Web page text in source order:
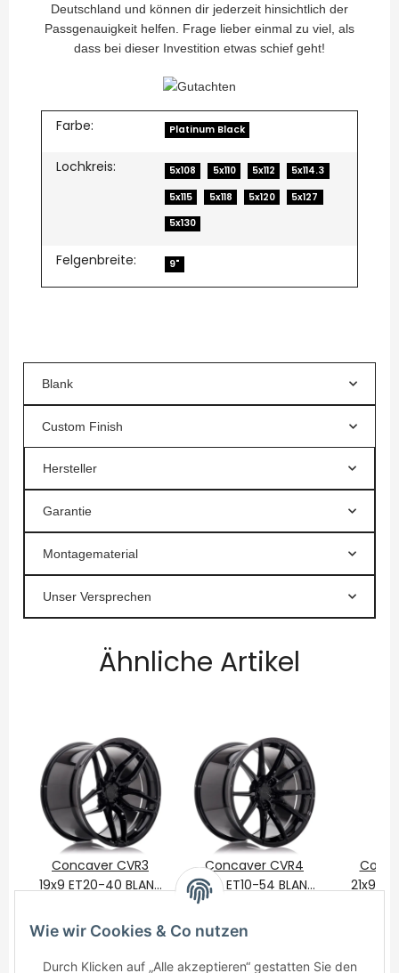
Deutschland und können dir jederzeit hinsichtlich der
Passgenauigkeit helfen. Frage lieber einmal zu viel, als
dass bei dieser Investition etwas schief geht!
Farbe: Platinum Black
Lochkreis: 5x108 5x110 5x112
5x114.3
5x115
5x118 5x120
5x127
5x130
Felgenbreite: 9"
Blank
Custom Finish
Hersteller
Garantie
Montagematerial
Unser Versprechen
Ähnliche Artikel
Concaver CVR3
19x9 ET20-40 BLANK
Concaver CVR4
22x9 ET10-54 BLANK
21x9
Wie wir Cookies & Co nutzen
Durch Klicken auf „Alle akzeptieren“ gestatten Sie den